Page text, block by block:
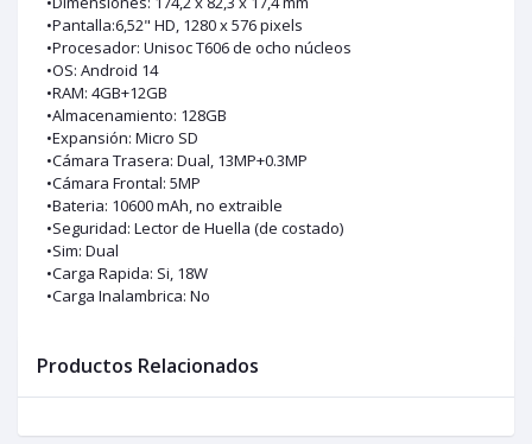
•Pantalla:6,52" HD, 1280 x 576 pixels
•Procesador: Unisoc T606 de ocho núcleos
•OS: Android 14
•RAM: 4GB+12GB
•Almacenamiento: 128GB
•Expansión: Micro SD
•Cámara Trasera: Dual, 13MP+0.3MP
•Cámara Frontal: 5MP
•Bateria: 10600 mAh, no extraible
•Seguridad: Lector de Huella (de costado)
•Sim: Dual
•Carga Rapida: Si, 18W
•Carga Inalambrica: No
Productos Relacionados